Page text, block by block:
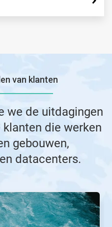
van klanten
we de uitdagingen
die werken
gebouwen,
datacenters.